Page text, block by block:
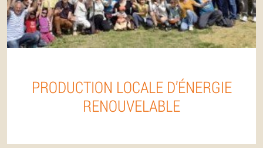
PRODUCTION LOCALE D’ÉNERGIE
RENOUVELABLE